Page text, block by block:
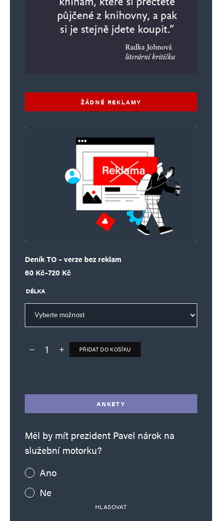
ŽÁDNÉ REKLAMY
Deník TO – verze bez reklam
60 Kč–720 Kč
Rozpětí cen: 60 Kč až 720 Kč
DÉLKA
Deník TO – verze bez reklam množství
PŘIDAT DO KOŠÍKU
ANKETY
Měl by mít prezident Pavel nárok na
služební motorku?
Ano
Ne
HLASOVAT